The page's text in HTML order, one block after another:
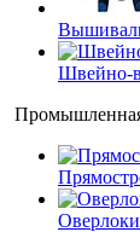
Швейно-
Оверлоки